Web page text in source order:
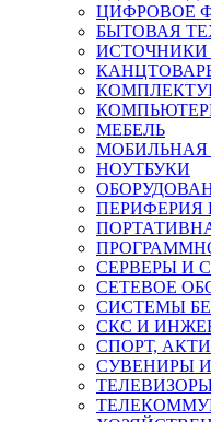
ЦИФРОВОЕ
БЫТОВАЯ
ИСТОЧНИКИ
МЕБЕЛЬ
МОБИЛЬНАЯ
НОУТБУКИ
ПЕРИФЕРИЯ
СЕРВЕРЫ И
СЕТЕВОЕ
СИСТЕМЫ
СКС И
СПОРТ,
СУВЕНИРЫ